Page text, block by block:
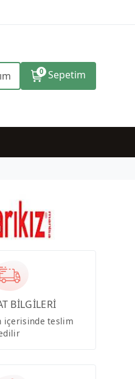
0 Sepetim
BİLGİLERİ
içerisinde teslim